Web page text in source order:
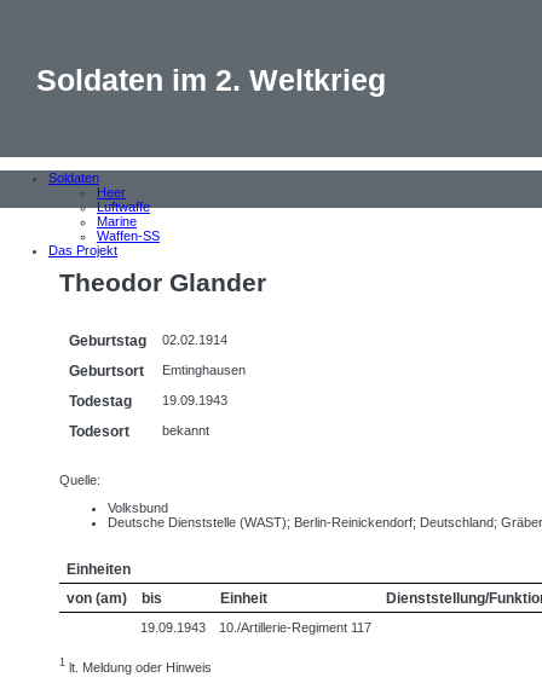
Soldaten im 2. Weltkrieg
Soldaten
Heer
Luftwaffe
Marine
Waffen-SS
Das Projekt
Theodor Glander
Geburtstag 02.02.1914
Geburtsort Emtinghausen
Todestag 19.09.1943
Todesort bekannt
Quelle:
Volksbund
Deutsche Dienststelle (WAST); Berlin-Reinickendorf; Deutschland;
Einheiten
von (am)
bis Einheit Dienststellung/
19.09.1943 10./Artillerie-Regiment 117
1 lt. Meldung oder Hinweis